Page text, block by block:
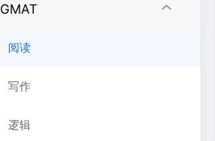
GMAT
阅读
写作
逻辑